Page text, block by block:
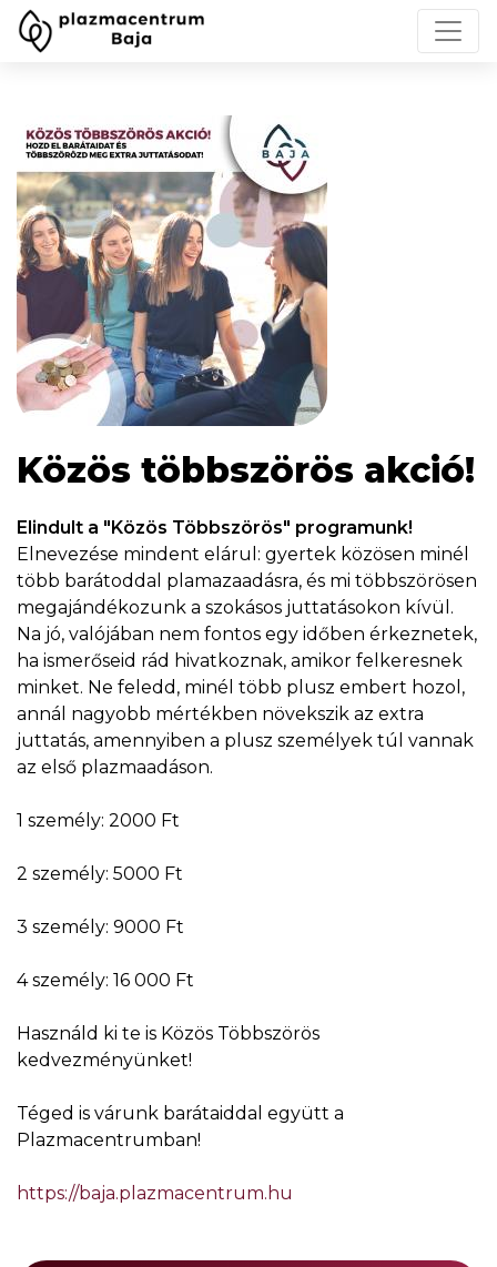
Közös többszörös akció!
Elindult a "Közös Többszörös" programunk!
Elnevezése mindent elárul: gyertek közösen minél
több barátoddal plamazaadásra, és mi többszörösen
megajándékozunk a szokásos juttatásokon kívül.
Na jó, valójában nem fontos egy időben érkeznetek,
ha ismerőseid rád hivatkoznak, amikor felkeresnek
minket. Ne feledd, minél több plusz embert hozol,
annál nagyobb mértékben növekszik az extra
juttatás, amennyiben a plusz személyek túl vannak
az első plazmaadáson.
1 személy: 2000 Ft
2 személy: 5000 Ft
3 személy: 9000 Ft
4 személy: 16 000 Ft
Használd ki te is Közös Többszörös
kedvezményünket!
Téged is várunk barátaiddal együtt a
Plazmacentrumban!
https://baja.plazmacentrum.hu